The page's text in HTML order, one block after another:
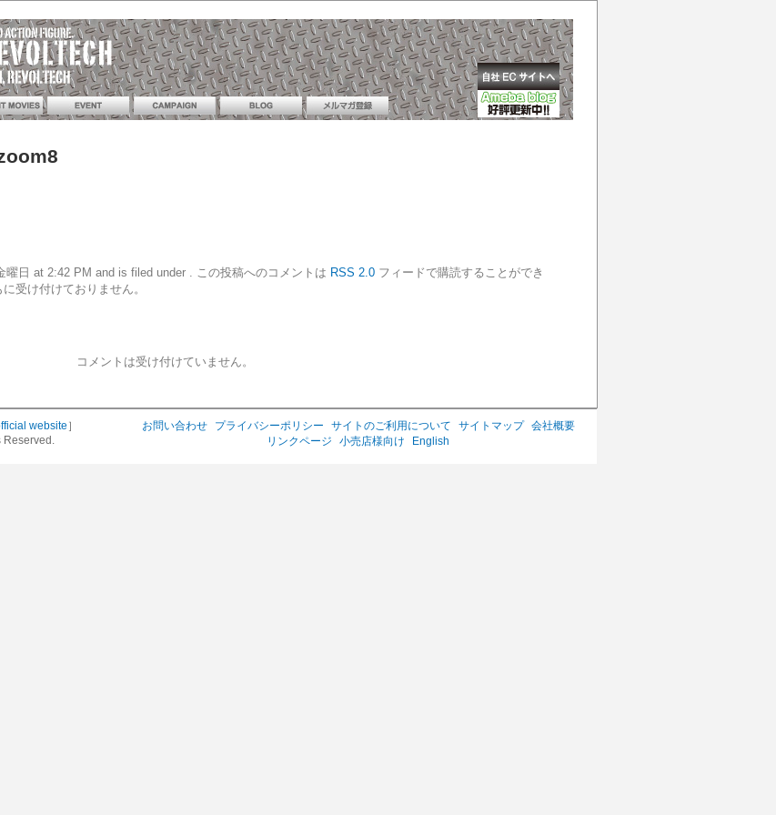
曜日 at 2:42 PM and is filed under . この投稿へのコメントは RSS 2.0 フィードで購読することができ
受け付けておりません。
コメントは受け付けていません。
website ］
Reserved.
お問い合わせ プライバシーポリシー サイトのご利用について サイトマップ
会社概要
リンクページ
小売店様向け English